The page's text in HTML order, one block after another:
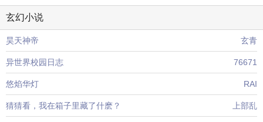
玄幻小说
昊天神帝 玄青
异世界校园日志 76671
悠焰华灯 RAI
猜猜看，我在箱子里藏了什麽？ 上部乱